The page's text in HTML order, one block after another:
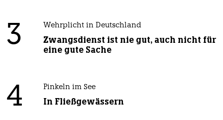
3 Wehrplicht in Deutschland
Zwangsdienst ist nie gut, auch nicht für
eine gute Sache
4 Pinkeln im See
In Fließgewässern